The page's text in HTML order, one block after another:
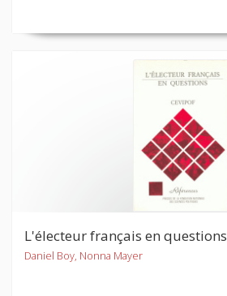
L'électeur français en questions
Daniel Boy, Nonna Mayer